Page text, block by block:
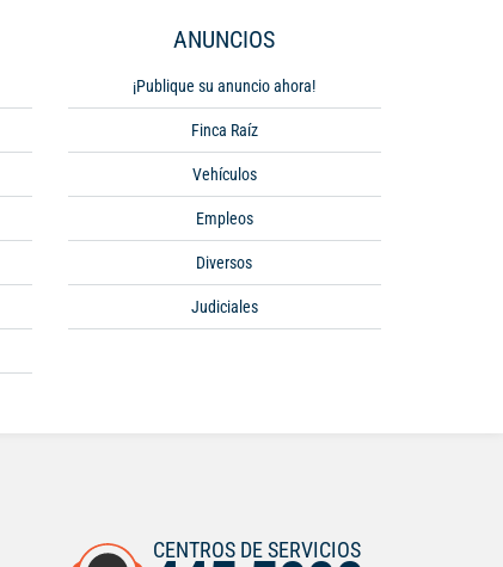
ANUNCIOS
¡Publique su anuncio ahora!
Finca Raíz
Vehículos
Empleos
Diversos
Judiciales
CENTROS DE SERVICIOS